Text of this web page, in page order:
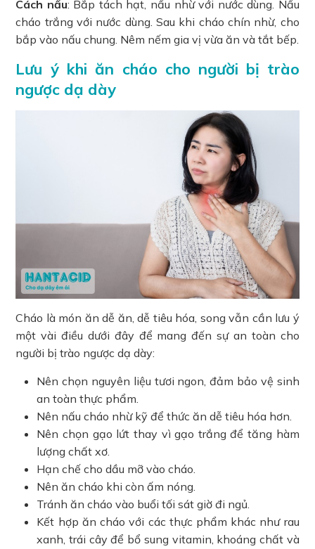
Cách nấu: Bắp tách hạt, nấu nhừ với nước dùng. Nấu
cháo trắng với nước dùng. Sau khi cháo chín nhừ, cho
bắp vào nấu chung. Nêm nếm gia vị vừa ăn và tắt bếp.
Lưu ý khi ăn cháo cho người bị trào
ngược dạ dày
Cháo là món ăn dễ ăn, dễ tiêu hóa, song vẫn cần lưu ý
một vài điều dưới đây để mang đến sự an toàn cho
người bị trào ngược dạ dày:
Nên chọn nguyên liệu tươi ngon, đảm bảo vệ sinh
an toàn thực phẩm.
Nên nấu cháo nhừ kỹ để thức ăn dễ tiêu hóa hơn.
Nên chọn gạo lứt thay vì gạo trắng để tăng hàm
lượng chất xơ.
Hạn chế cho dầu mỡ vào cháo.
Nên ăn cháo khi còn ấm nóng.
Tránh ăn cháo vào buổi tối sát giờ đi ngủ.
Kết hợp ăn cháo với các thực phẩm khác như rau
xanh, trái cây để bổ sung vitamin, khoáng chất và